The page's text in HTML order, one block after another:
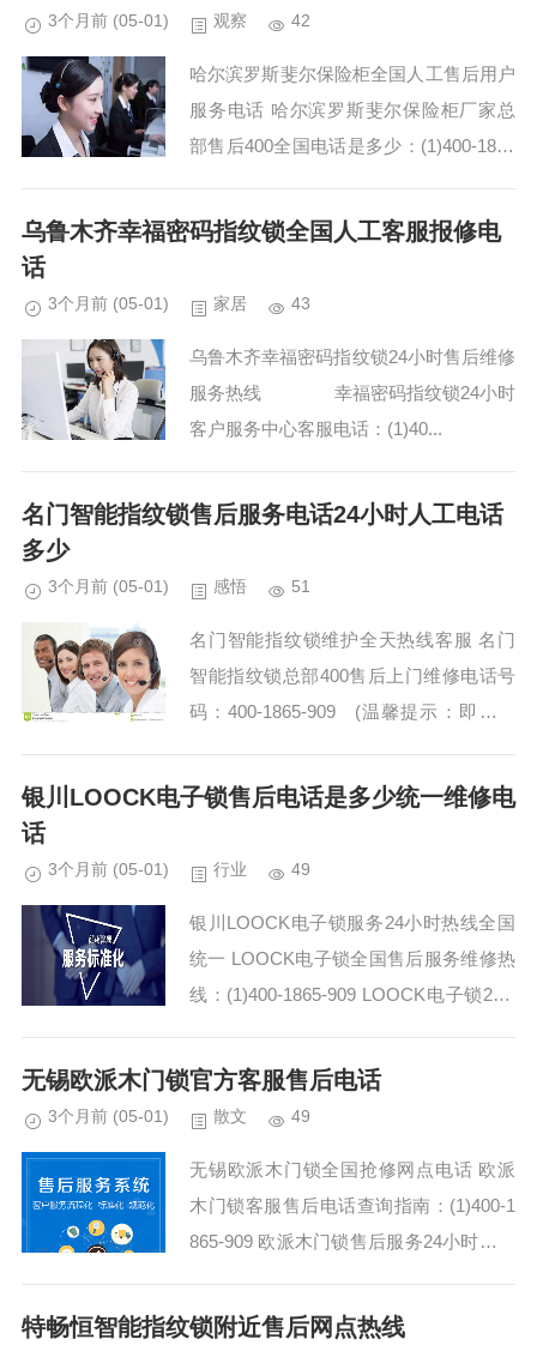
3个月前 (05-01) 观察 42
哈尔滨罗斯斐尔保险柜全国人工售后用户
服务电话 哈尔滨罗斯斐尔保险柜厂家总
部售后400全国电话是多少：(1)400-1865
服中心:(2)400-1865-9...
乌鲁木齐幸福密码指纹锁全国人工客服报修电
话
3个月前 (05-01) 家居 43
乌鲁木齐幸福密码指纹锁24小时售后维修
服务热线 幸福密码指纹锁24小时
客户服务中心客服电话：(1)40...
名门智能指纹锁售后服务电话24小时人工电话
多少
3个月前 (05-01) 感悟 51
名门智能指纹锁维护全天热线客服 名门
智能指纹锁总部400售后上门维修电话号
码：400-1865-909 (温馨提示：即可拨
名门智能指纹锁厂...
银川LOOCK电子锁售后电话是多少统一维修电
话
3个月前 (05-01) 行业 49
银川LOOCK电子锁服务24小时热线全国
统一 LOOCK电子锁全国售后服务维修热
线：(1)400-1865-909 LOOCK电子锁24H
LOO...
无锡欧派木门锁官方客服售后电话
3个月前 (05-01) 散文 49
无锡欧派木门锁全国抢修网点电话 欧派
木门锁客服售后电话查询指南：(1)400-1
865-909 欧派木门锁售后服务24小时热线
木门锁全国统一各市...
特畅恒智能指纹锁附近售后网点热线